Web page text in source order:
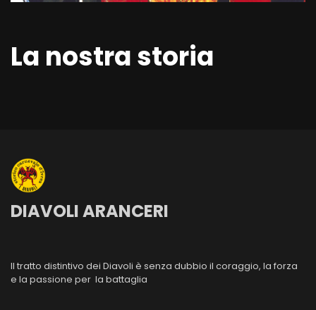
La nostra storia
DIAVOLI ARANCERI
Il tratto distintivo dei Diavoli è senza dubbio il coraggio, la forza
e la passione per la battaglia